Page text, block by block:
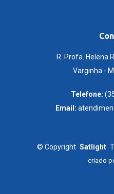
R. Profa. Helena
Varginha -
Telefone:
Email:
© Copyright Satlight
criado